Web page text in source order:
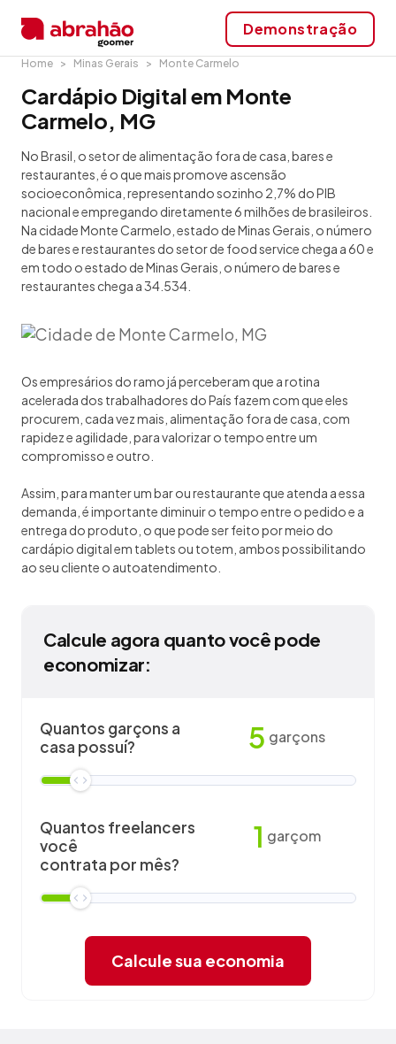
Demonstração
Home Minas Gerais Monte Carmelo
Cardápio Digital em Monte
Carmelo, MG
No Brasil, o setor de alimentação fora de casa, bares e
restaurantes, é o que mais promove ascensão
socioeconômica, representando sozinho 2,7% do PIB
nacional e empregando diretamente 6 milhões de brasileiros.
Na cidade Monte Carmelo, estado de Minas Gerais, o número
de bares e restaurantes do setor de food service chega a 60 e
em todo o estado de Minas Gerais, o número de bares e
restaurantes chega a 34.534.
Os empresários do ramo já perceberam que a rotina
acelerada dos trabalhadores do País fazem com que eles
procurem, cada vez mais, alimentação fora de casa, com
rapidez e agilidade, para valorizar o tempo entre um
compromisso e outro.
Assim, para manter um bar ou restaurante que atenda a essa
demanda, é importante diminuir o tempo entre o pedido e a
entrega do produto, o que pode ser feito por meio do
cardápio digital em tablets ou totem, ambos possibilitando
ao seu cliente o autoatendimento.
Calcule agora quanto você pode
economizar:
Quantos garçons a
casa possuí?
5 garçons
Quantos freelancers
você
contrata por mês?
1 garçom
Calcule sua economia